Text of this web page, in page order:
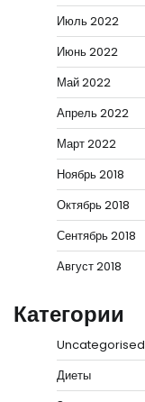
Июль 2022
Июнь 2022
Май 2022
Апрель 2022
Март 2022
Ноябрь 2018
Октябрь 2018
Сентябрь 2018
Август 2018
Категории
Uncategorised
Диеты